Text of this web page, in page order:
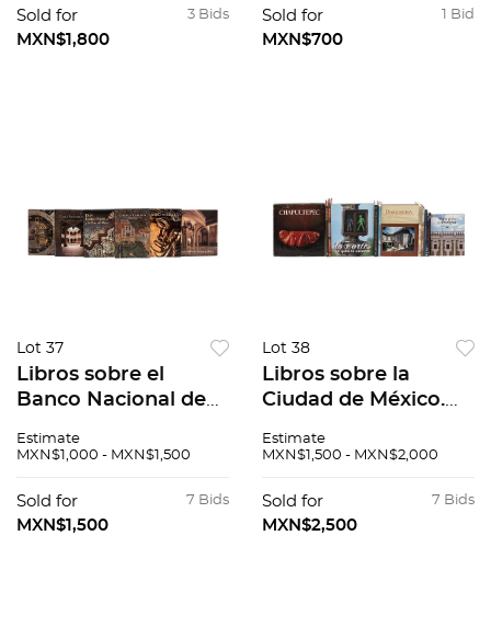
de Medicina. Piezas:
10.
3 Bids
Sold for
MXN$1,800
el periodo español
1860 - 1898. Pzs: 6.
1 Bid
Sold for
MXN$700
Lot 37
Libros sobre el
Banco Nacional de
la Banca Serfin /
Banco Nacional de
México. Piezas: 6.
Estimate
MXN$1,000 - MXN$1,500
7 Bids
Sold for
MXN$1,500
Lot 38
Libros sobre la
Ciudad de México.
/ Quintas de
Hipódromo. Piezas:
13.
Estimate
MXN$1,500 - MXN$2,000
7 Bids
Sold for
MXN$2,500